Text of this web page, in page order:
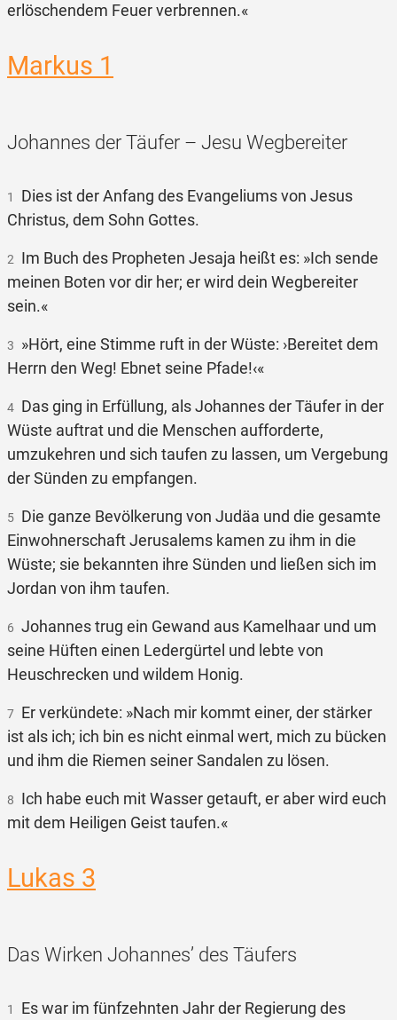
erlöschendem Feuer verbrennen.«
Markus 1
Johannes der Täufer – Jesu Wegbereiter
1
Dies ist der Anfang des Evangeliums von Jesus
Christus, dem Sohn Gottes.
2 Im Buch des Propheten Jesaja heißt es: »Ich sende
meinen Boten vor dir her; er wird dein Wegbereiter
sein.«
3 »Hört, eine Stimme ruft in der Wüste: ›Bereitet dem
Herrn den Weg! Ebnet seine Pfade!‹«
4 Das ging in Erfüllung, als Johannes der Täufer in der
Wüste auftrat und die Menschen aufforderte,
umzukehren und sich taufen zu lassen, um Vergebung
der Sünden zu empfangen.
5 Die ganze Bevölkerung von Judäa und die gesamte
Einwohnerschaft Jerusalems kamen zu ihm in die
Wüste; sie bekannten ihre Sünden und ließen sich im
Jordan von ihm taufen.
6 Johannes trug ein Gewand aus Kamelhaar und um
seine Hüften einen Ledergürtel und lebte von
Heuschrecken und wildem Honig.
7 Er verkündete: »Nach mir kommt einer, der stärker
ist als ich; ich bin es nicht einmal wert, mich zu bücken
und ihm die Riemen seiner Sandalen zu lösen.
8 Ich habe euch mit Wasser getauft, er aber wird euch
mit dem Heiligen Geist taufen.«
Lukas 3
Das Wirken Johannes’ des Täufers
1 Es war im fünfzehnten Jahr der Regierung des